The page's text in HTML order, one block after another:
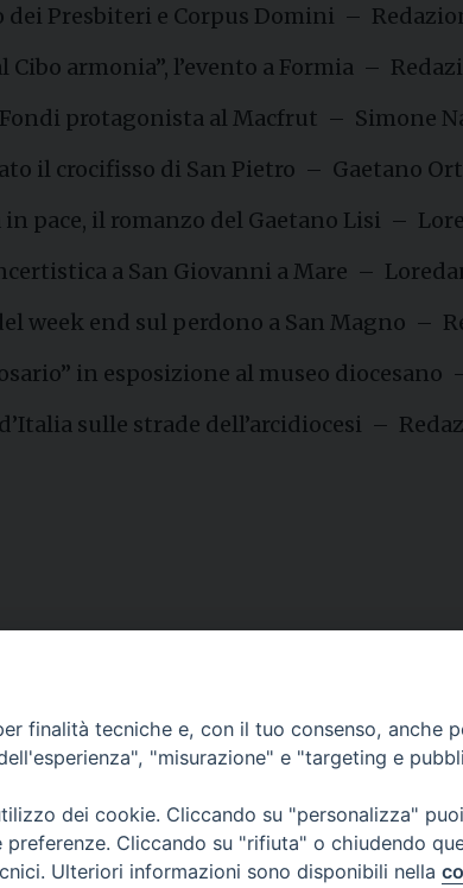
dei Presbiteri e Corpus Domini –
Cibo armonia”, l’evento a Formia –
protagonista al Macfrut – Simone
il crocifisso di San Pietro – Gaetano
in pace, il romanzo del Gaetano Lisi –
a San Giovanni a Mare –
week end sul perdono a San Magno –
in esposizione al museo diocesano
sulle strade dell’arcidiocesi –
Contatti
Curia
Palazzo De Vio
Tel. 0771.464088
finalità tecniche e, con il tuo consenso, anche
"misurazione" e "targeting e
dei cookie. Cliccando su "personalizza"
Cliccando su "rifiuta" o chiudendo
Ulteriori informazioni sono disponibili nella